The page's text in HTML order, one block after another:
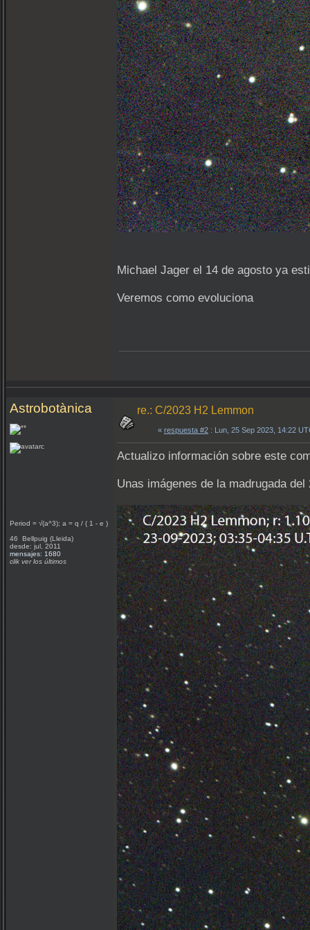
Michael Jager el 14 de agosto ya
Veremos como evoluciona
Astrobotànica
Period = √(a^3); a = q / ( 1 - e )
46 Bellpuig (Lleida)
desde: jul, 2011
mensajes: 1680
clik ver los últimos
re.: C/2023 H2 Lemmon
« respuesta #2 : Lun, 25 Sep 2023, 14:22
Actualizo información sobre este
Unas imágenes de la madrugada del